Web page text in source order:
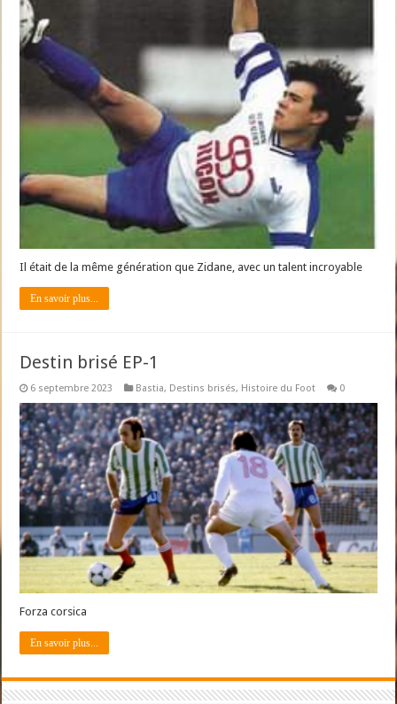
Il était de la même génération que Zidane, avec un talent incroyable
En savoir plus...
Destin brisé EP-1
6 septembre 2023 Bastia, Destins brisés, Histoire du Foot 0
Forza corsica
En savoir plus...